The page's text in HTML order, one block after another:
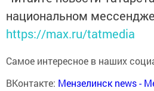
национальном
https://max.ru/tatmedia
Самое интересное в наших
ВКонтакте: Мензелинск news -